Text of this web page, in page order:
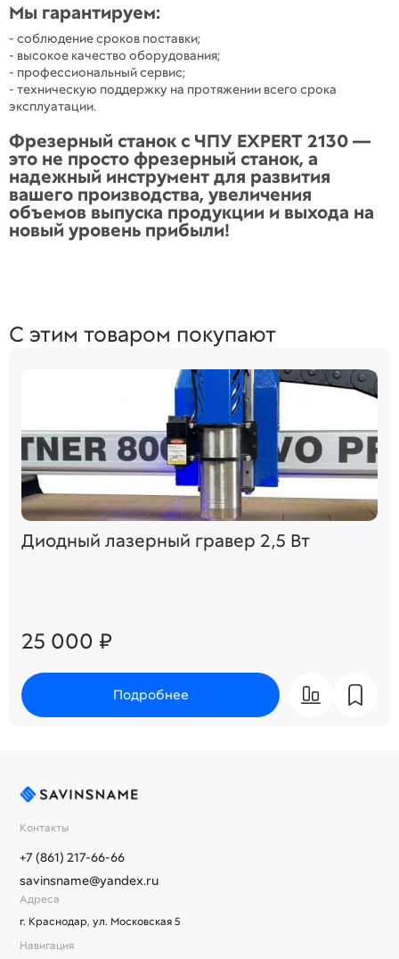
Мы гарантируем:
- соблюдение сроков поставки;
- высокое качество оборудования;
- профессиональный сервис;
- техническую поддержку на протяжении всего срока
эксплуатации.
Фрезерный станок с ЧПУ EXPERT 2130 —
это не просто фрезерный станок, а
надежный инструмент для развития
вашего производства, увеличения
объемов выпуска продукции и выхода на
новый уровень прибыли!
С этим товаром покупают
Диодный лазерный гравер 2,5 Вт
25 000 ₽
Подробнее
Контакты
+7 (861) 217-66-66
savinsname@yandex.ru
Адреса
г. Краснодар, ул. Московская 5
Навигация